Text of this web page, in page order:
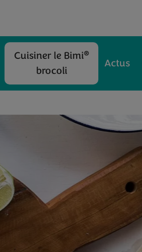
Cuisiner le Bimi®
brocoli
Actus